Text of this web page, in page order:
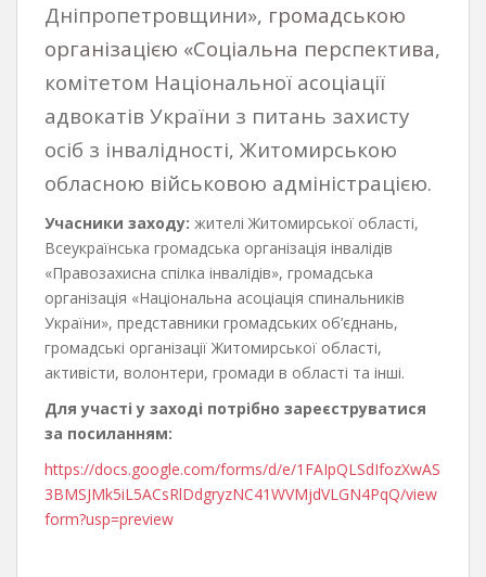
Дніпропетровщини», громадською
організацією «Соціальна перспектива,
комітетом Національної асоціації
адвокатів України з питань захисту
осіб з інвалідності, Житомирською
обласною військовою адміністрацією.
Учасники заходу: жителі Житомирської області,
Всеукраїнська громадська організація інвалідів
«Правозахисна спілка інвалідів», громадська
організація «Національна асоціація спинальників
України», представники громадських об’єднань,
громадські організації Житомирської області,
активісти, волонтери, громади в області та інші.
Для участі у заході потрібно зареєструватися
за посиланням:
https://docs.google.com/forms/d/e/1FAIpQLSdIfozXwAS
3BMSJMk5iL5ACsRlDdgryzNC41WVMjdVLGN4PqQ/view
form?usp=preview